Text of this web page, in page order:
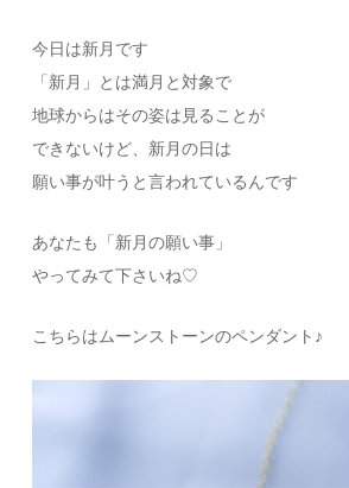
今日は新月です
「新月」とは満月と対象で
地球からはその姿は見ることが
できないけど、新月の日は
願い事が叶うと言われているんです
あなたも「新月の願い事」
やってみて下さいね♡
こちらはムーンストーンのペンダント♪